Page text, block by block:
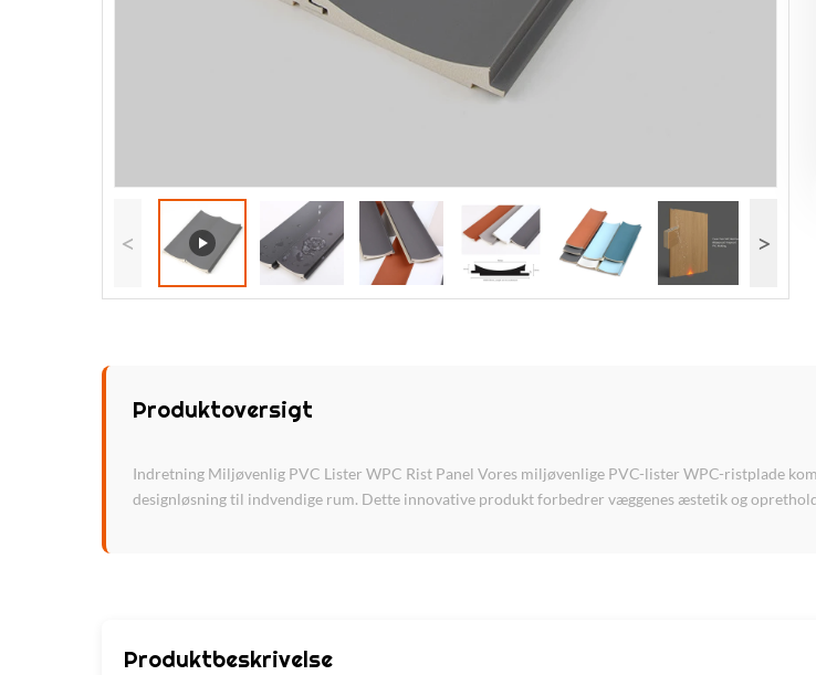
< >
Produktoversigt
Indretning Miljøvenlig PVC Lister WPC Rist Panel Vores miljøvenlige PVC-lister WPC-ristplade
designløsning til indvendige rum. Dette innovative produkt forbedrer væggenes æstetik og
Produktbeskrivelse